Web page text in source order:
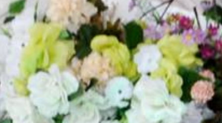
Muhammad Fauziansyah
Putra Pertama dari Bapak M Rizal
& Ibu Masnah
&